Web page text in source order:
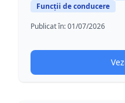
Funcții de conducere
Publicat în:01/07/2026